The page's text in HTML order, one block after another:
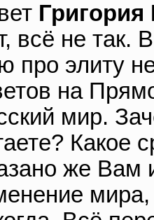
всё не так.
про элиту
на
мир.
Какое
же Вам
мира,